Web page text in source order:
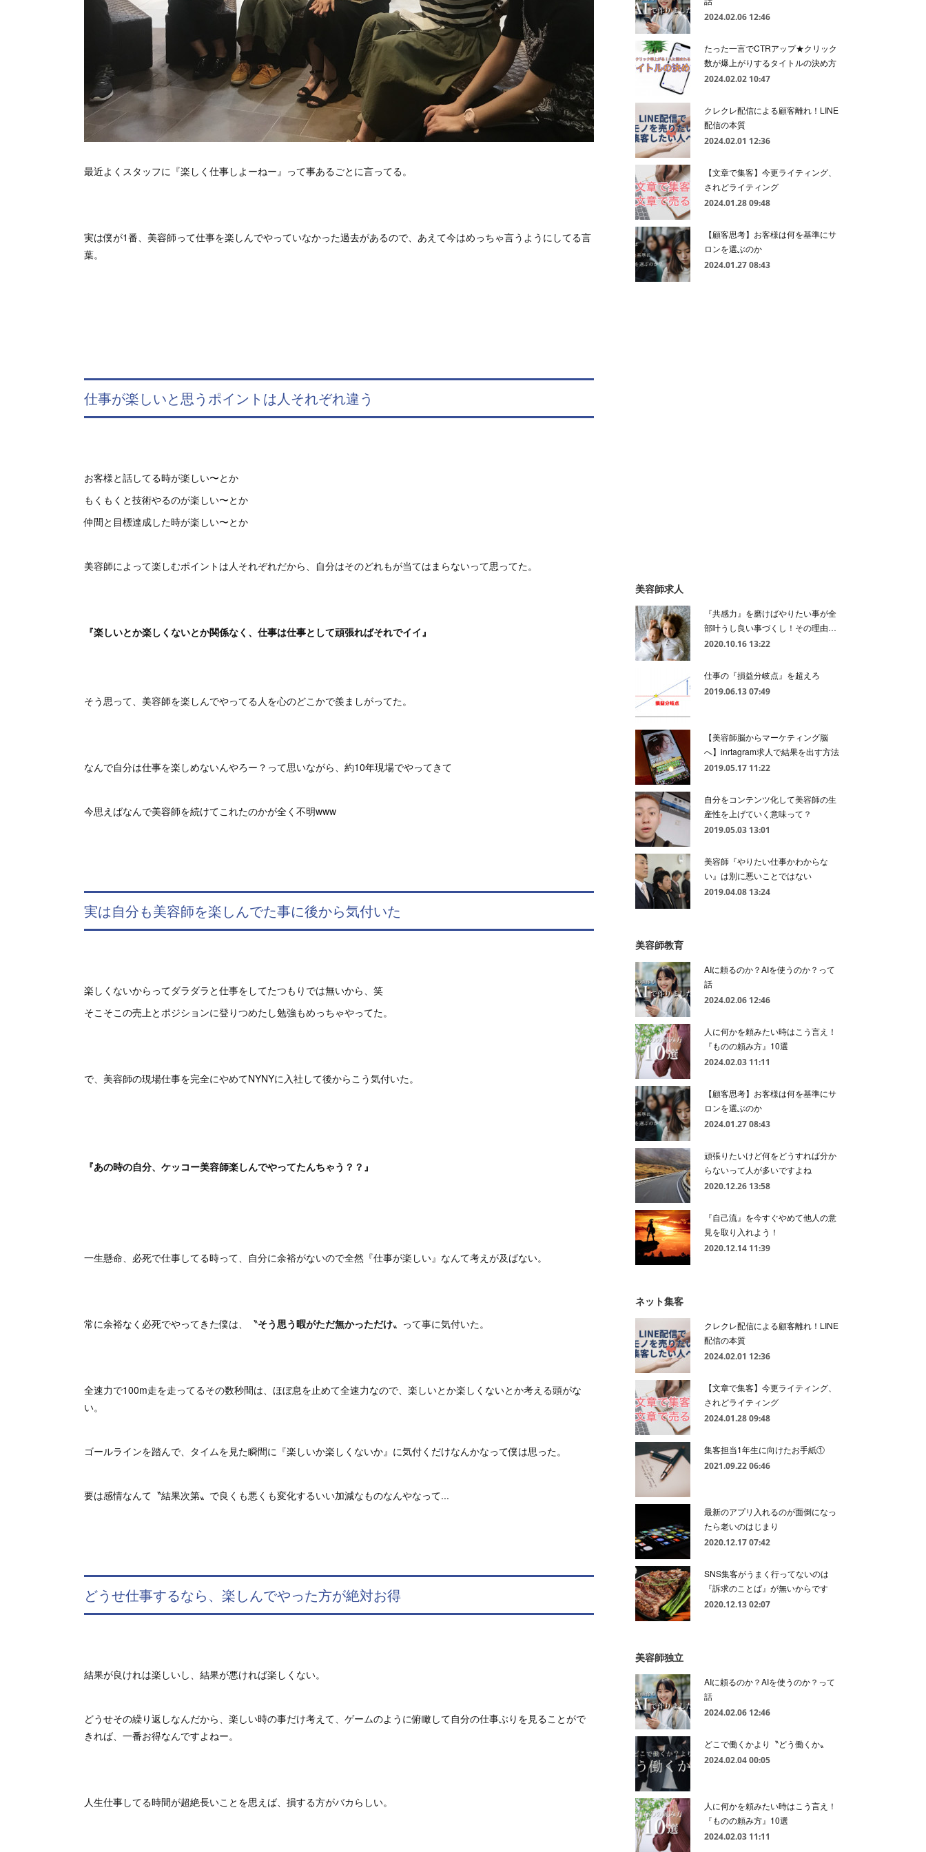
最近よくスタッフに『楽しく仕事しよーねー』って事あるごとに言ってる。
実は僕が1番、美容師って仕事を楽しんでやっていなかった過去があるので、あえて今はめっちゃ言うようにしてる言
葉。
仕事が楽しいと思うポイントは人それぞれ違う
お客様と話してる時が楽しい〜とか
もくもくと技術やるのが楽しい〜とか
仲間と目標達成した時が楽しい〜とか
美容師によって楽しむポイントは人それぞれだから、自分はそのどれもが当てはまらないって思ってた。
『楽しいとか楽しくないとか関係なく、仕事は仕事として頑張ればそれでイイ』
そう思って、美容師を楽しんでやってる人を心のどこかで羨ましがってた。
なんで自分は仕事を楽しめないんやろー？って思いながら、約10年現場でやってきて
今思えばなんで美容師を続けてこれたのかが全く不明www
実は自分も美容師を楽しんでた事に後から気付いた
楽しくないからってダラダラと仕事をしてたつもりでは無いから、笑
そこそこの売上とポジションに登りつめたし勉強もめっちゃやってた。
で、美容師の現場仕事を完全にやめてNYNYに入社して後からこう気付いた。
『あの時の自分、ケッコー美容師楽しんでやってたんちゃう？？』
一生懸命、必死で仕事してる時って、自分に余裕がないので全然『仕事が楽しい』なんて考えが及ばない。
常に余裕なく必死でやってきた僕は、〝そう思う暇がただ無かっただけ〟って事に気付いた。
全速力で100m走を走ってるその数秒間は、ほぼ息を止めて全速力なので、楽しいとか楽しくないとか考える頭がな
い。
ゴールラインを踏んで、タイムを見た瞬間に『楽しいか楽しくないか』に気付くだけなんかなって僕は思った。
要は感情なんて〝結果次第〟で良くも悪くも変化するいい加減なものなんやなって...
どうせ仕事するなら、楽しんでやった方が絶対お得
結果が良けれは楽しいし、結果が悪ければ楽しくない。
どうせその繰り返しなんだから、楽しい時の事だけ考えて、ゲームのように俯瞰して自分の仕事ぶりを見ることがで
きれば、一番お得なんですよねー。
人生仕事してる時間が超絶長いことを思えば、損する方がバカらしい。
2024.02.06 12:46
たった一言でCTRアップ★クリック
数が爆上がりするタイトルの決め方
2024.02.02 10:47
クレクレ配信による顧客離れ！LINE
配信の本質
2024.02.01 12:36
【文章で集客】今更ライティング、
されどライティング
2024.01.28 09:48
【顧客思考】お客様は何を基準にサ
ロンを選ぶのか
2024.01.27 08:43
美容師求人
『共感力』を磨けばやりたい事が全
部叶うし良い事づくし！その理由…
2020.10.16 13:22
仕事の『損益分岐点』を超えろ
2019.06.13 07:49
【美容師脳からマーケティング脳
へ】inrtagram求人で結果を出す方法
2019.05.17 11:22
自分をコンテンツ化して美容師の生
産性を上げていく意味って？
2019.05.03 13:01
美容師『やりたい仕事かわからな
い』は別に悪いことではない
2019.04.08 13:24
美容師教育
AIに頼るのか？AIを使うのか？って
話
2024.02.06 12:46
人に何かを頼みたい時はこう言え！
『ものの頼み方』10選
2024.02.03 11:11
【顧客思考】お客様は何を基準にサ
ロンを選ぶのか
2024.01.27 08:43
頑張りたいけど何をどうすれば分か
らないって人が多いですよね
2020.12.26 13:58
『自己流』を今すぐやめて他人の意
見を取り入れよう！
2020.12.14 11:39
ネット集客
クレクレ配信による顧客離れ！LINE
配信の本質
2024.02.01 12:36
【文章で集客】今更ライティング、
されどライティング
2024.01.28 09:48
集客担当1年生に向けたお手紙①
2021.09.22 06:46
最新のアプリ入れるのが面倒になっ
たら老いのはじまり
2020.12.17 07:42
SNS集客がうまく行ってないのは
『訴求のことば』が無いからです
2020.12.13 02:07
美容師独立
AIに頼るのか？AIを使うのか？って
話
2024.02.06 12:46
どこで働くかより〝どう働くか〟
2024.02.04 00:05
人に何かを頼みたい時はこう言え！
『ものの頼み方』10選
2024.02.03 11:11